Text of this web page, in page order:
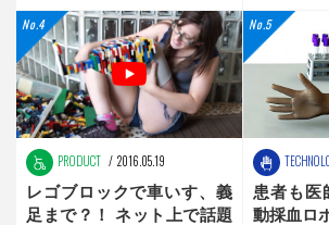
新時代へ
PRODUCT 2016.05.19
レゴブロックで車いす、義
足まで？！ ネット上で話題
患者も医
動採血ロ